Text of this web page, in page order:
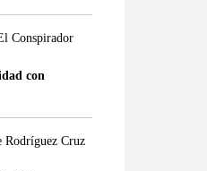
Conspirador
con
Rodríguez Cruz